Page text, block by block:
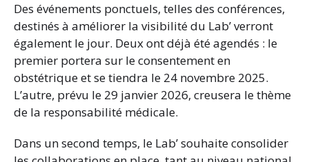
Des événements ponctuels, telles des conférences,
destinés à améliorer la visibilité du Lab’ verront
également le jour. Deux ont déjà été agendés : le
premier portera sur le consentement en
obstétrique et se tiendra le 24 novembre 2025.
L’autre, prévu le 29 janvier 2026, creusera le thème
de la responsabilité médicale.
Dans un second temps, le Lab’ souhaite consolider